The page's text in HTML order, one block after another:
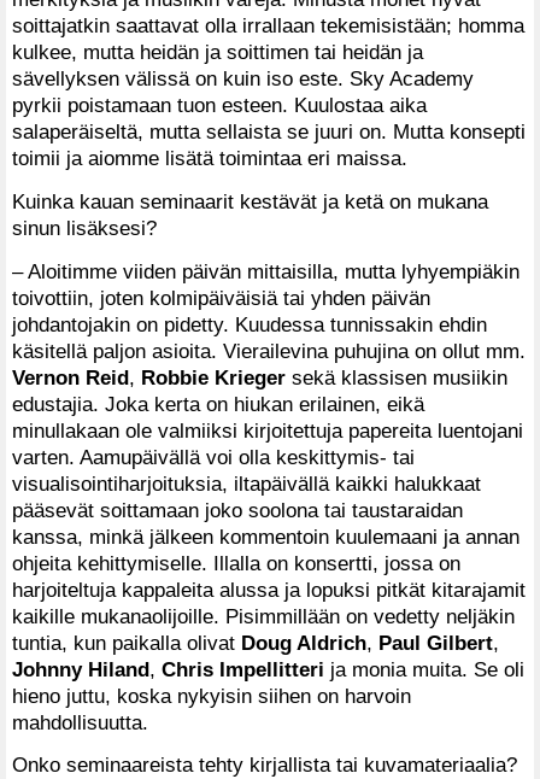
soittajatkin saattavat olla irrallaan tekemisistään; homma
kulkee, mutta heidän ja soittimen tai heidän ja
sävellyksen välissä on kuin iso este. Sky Academy
pyrkii poistamaan tuon esteen. Kuulostaa aika
salaperäiseltä, mutta sellaista se juuri on. Mutta konsepti
toimii ja aiomme lisätä toimintaa eri maissa.
Kuinka kauan seminaarit kestävät ja ketä on mukana
sinun lisäksesi?
– Aloitimme viiden päivän mittaisilla, mutta lyhyempiäkin
toivottiin, joten kolmipäiväisiä tai yhden päivän
johdantojakin on pidetty. Kuudessa tunnissakin ehdin
käsitellä paljon asioita. Vierailevina puhujina on ollut mm.
Vernon Reid, Robbie Krieger sekä klassisen musiikin
edustajia. Joka kerta on hiukan erilainen, eikä
minullakaan ole valmiiksi kirjoitettuja papereita luentojani
varten. Aamupäivällä voi olla keskittymis- tai
visualisointiharjoituksia, iltapäivällä kaikki halukkaat
pääsevät soittamaan joko soolona tai taustaraidan
kanssa, minkä jälkeen kommentoin kuulemaani ja annan
ohjeita kehittymiselle. Illalla on konsertti, jossa on
harjoiteltuja kappaleita alussa ja lopuksi pitkät kitarajamit
kaikille mukanaolijoille. Pisimmillään on vedetty neljäkin
tuntia, kun paikalla olivat Doug Aldrich, Paul Gilbert,
Johnny Hiland, Chris Impellitteri ja monia muita. Se oli
hieno juttu, koska nykyisin siihen on harvoin
mahdollisuutta.
Onko seminaareista tehty kirjallista tai kuvamateriaalia?